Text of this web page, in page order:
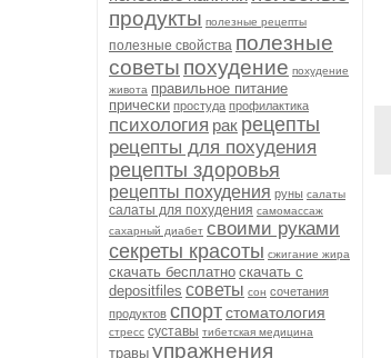
продукты полезные рецепты
полезные свойства полезные
советы похудение похудение
живота правильное питание
прически простуда профилактика
психология рак рецепты
рецепты для похудения
рецепты здоровья
рецепты похудения руны салаты
салаты для похудения самомассаж
сахарный диабет своими руками
секреты красоты сжигание жира
скачать бесплатно скачать с
depositfiles советы сон сочетания
продуктов спортстоматология
стресс суставы тибетская медицина
травы упражнения